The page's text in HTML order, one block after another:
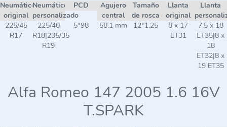
Neumático
original
Neumático
personalizado
PCD
Agujero
central
Tamaño
de rosca
Llanta
original
Llanta
225/45
R17
225/40
R18|235/35
R19
5*98 58,1 mm 12*1,25
8 x 17
ET31
7,5 x 18
ET35|8 x
18
ET32|8 x
19 ET35
Alfa Romeo 147 2005 1.6 16V
T.SPARK